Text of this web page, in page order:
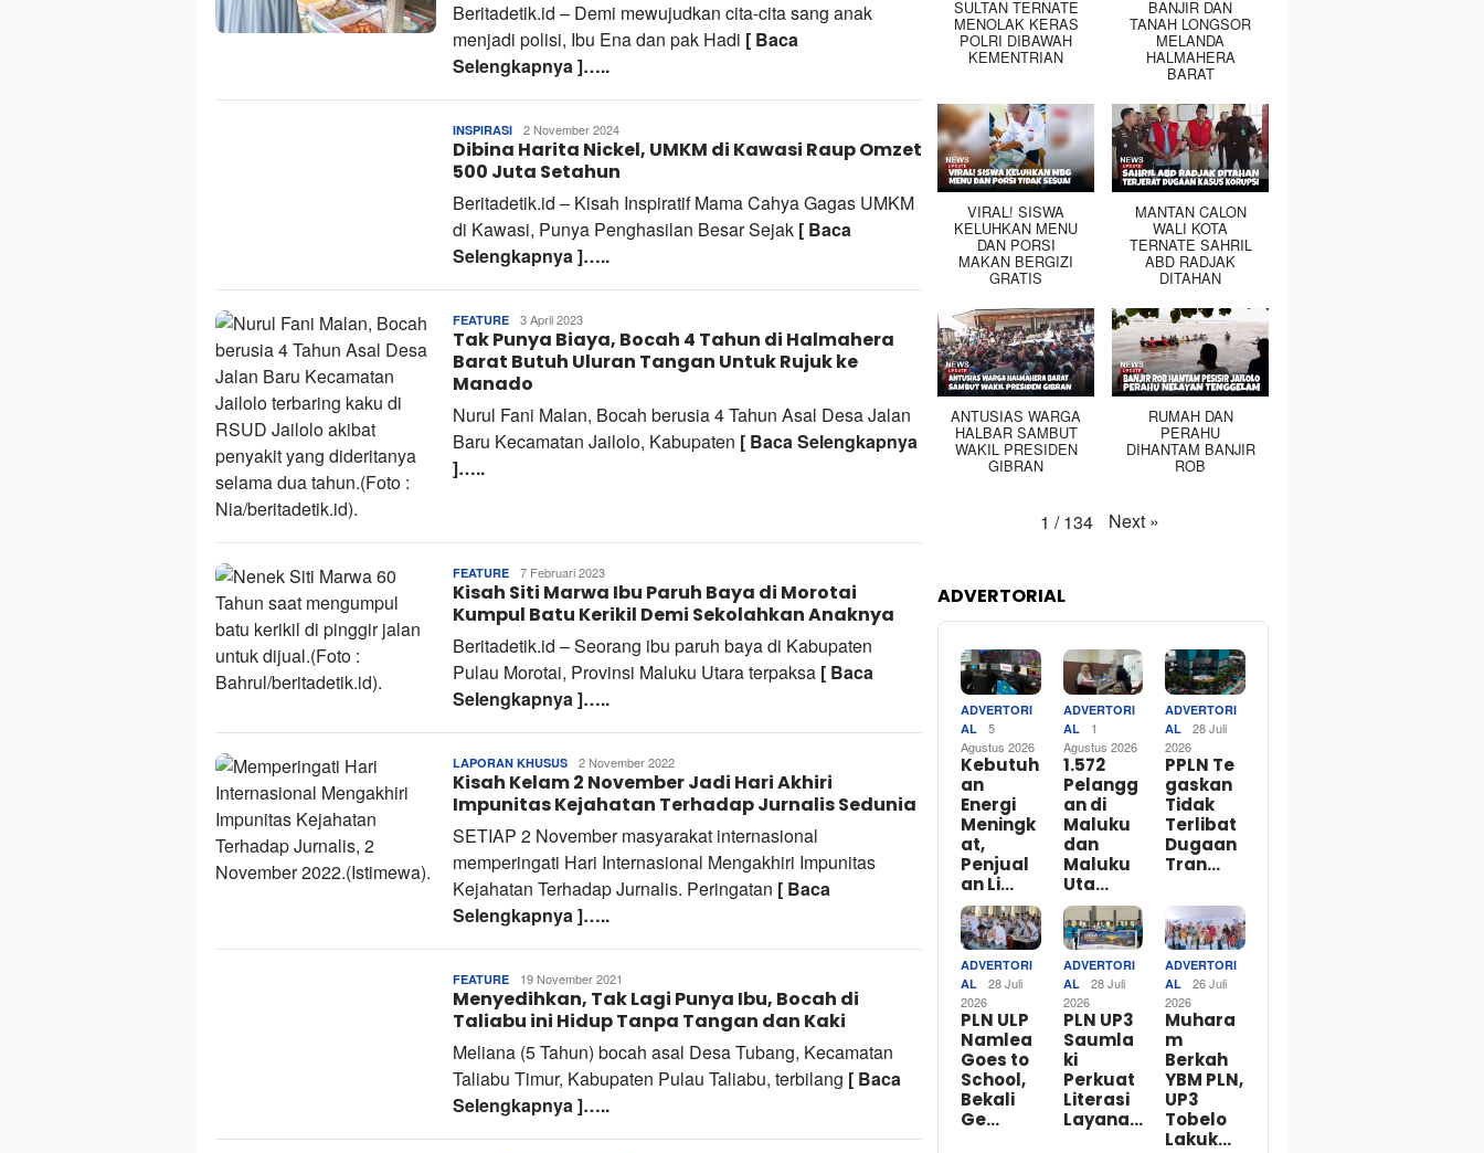
Beritadetik.id – Demi mewujudkan cita-cita sang anak
menjadi polisi, Ibu Ena dan pak Hadi [ Baca
Selengkapnya ]…..
INSPIRASI Tim
Redaksi
2 November 2024
Dibina Harita Nickel, UMKM di Kawasi Raup Omzet
500 Juta Setahun
Beritadetik.id – Kisah Inspiratif Mama Cahya Gagas UMKM
di Kawasi, Punya Penghasilan Besar Sejak [ Baca
Selengkapnya ]…..
FEATURE Tim
Redaksi
3 April 2023
Tak Punya Biaya, Bocah 4 Tahun di Halmahera
Barat Butuh Uluran Tangan Untuk Rujuk ke
Manado
Nurul Fani Malan, Bocah berusia 4 Tahun Asal Desa Jalan
Baru Kecamatan Jailolo, Kabupaten [ Baca Selengkapnya
]…..
FEATURE Tim
Redaksi
7 Februari 2023
Kisah Siti Marwa Ibu Paruh Baya di Morotai
Kumpul Batu Kerikil Demi Sekolahkan Anaknya
Beritadetik.id – Seorang ibu paruh baya di Kabupaten
Pulau Morotai, Provinsi Maluku Utara terpaksa [ Baca
Selengkapnya ]…..
LAPORAN KHUSUS Tim
Redaksi
2 November 2022
Kisah Kelam 2 November Jadi Hari Akhiri
Impunitas Kejahatan Terhadap Jurnalis Sedunia
SETIAP 2 November masyarakat internasional
memperingati Hari Internasional Mengakhiri Impunitas
Kejahatan Terhadap Jurnalis. Peringatan [ Baca
Selengkapnya ]…..
FEATURE Tim
Redaksi
19 November 2021
Menyedihkan, Tak Lagi Punya Ibu, Bocah di
Taliabu ini Hidup Tanpa Tangan dan Kaki
Meliana (5 Tahun) bocah asal Desa Tubang, Kecamatan
Taliabu Timur, Kabupaten Pulau Taliabu, terbilang [ Baca
Selengkapnya ]…..
SULTAN TERNATE
MENOLAK KERAS
POLRI DIBAWAH
KEMENTRIAN
BANJIR DAN
TANAH LONGSOR
MELANDA
HALMAHERA
BARAT
VIRAL! SISWA
KELUHKAN MENU
DAN PORSI
MAKAN BERGIZI
GRATIS
MANTAN CALON
WALI KOTA
TERNATE SAHRIL
ABD RADJAK
DITAHAN
ANTUSIAS WARGA
HALBAR SAMBUT
WAKIL PRESIDEN
GIBRAN
RUMAH DAN
PERAHU
DIHANTAM BANJIR
ROB
1 / 134 Next »
ADVERTORIAL
ADVERTORI
AL
5
Agustus 2026
Kebutuh
an
Energi
Meningk
at,
Penjual
an Li…
ADVERTORI
AL
1
Agustus 2026
1.572
Pelangg
an di
Maluku
dan
Maluku
Uta…
ADVERTORI
AL
28 Juli
2026
PPLN Te
gaskan
Tidak
Terlibat
Dugaan
Tran…
ADVERTORI
AL
28 Juli
2026
PLN ULP
Namlea
Goes to
School,
Bekali
Ge…
ADVERTORI
AL
28 Juli
2026
PLN UP3
Saumla
ki
Perkuat
Literasi
Layana…
ADVERTORI
AL
26 Juli
2026
Muhara
m
Berkah
YBM PLN,
UP3
Tobelo
Lakuk…